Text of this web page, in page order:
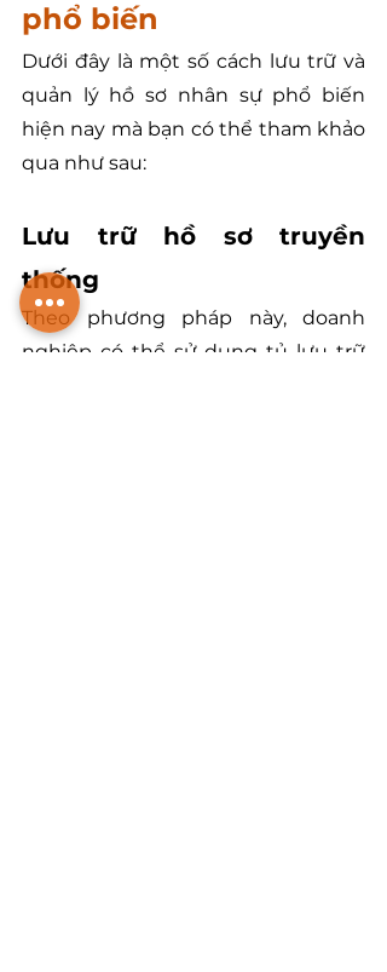
phổ biến
Dưới đây là một số cách lưu trữ và
quản lý hồ sơ nhân sự phổ biến
hiện nay mà bạn có thể tham khảo
qua như sau:
Lưu trữ hồ sơ truyền
thống
Theo phương pháp này, doanh
nghiệp có thể sử dụng tủ lưu trữ